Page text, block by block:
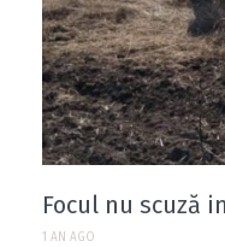
Focul nu scuză
1 AN AGO